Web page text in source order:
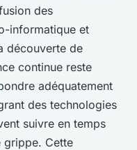
des
informatique et
découverte de
continue reste
adéquatement
des technologies
suivre en temps
grippe. Cette